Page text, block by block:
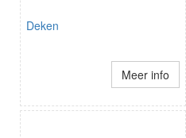
Deken
Meer info